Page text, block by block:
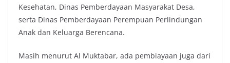
Kesehatan, Dinas Pemberdayaan Masyarakat Desa,
serta Dinas Pemberdayaan Perempuan Perlindungan
Anak dan Keluarga Berencana.
Masih menurut Al Muktabar, ada pembiayaan juga dari